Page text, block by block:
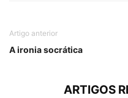
Artigo anterior
A ironia socrática
ARTIGOS